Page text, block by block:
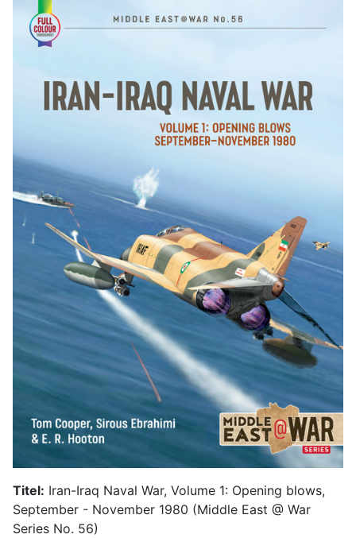
Titel: Iran-Iraq Naval War, Volume 1: Opening blows,
September - November 1980 (Middle East @ War
Series No. 56)